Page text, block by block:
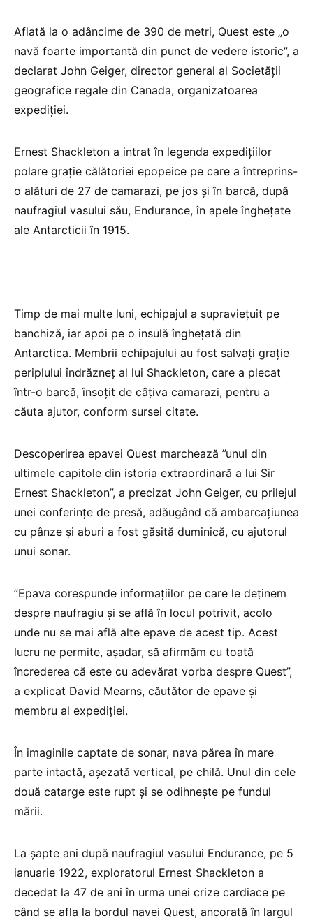
Aflată la o adâncime de 390 de metri, Quest este „o
navă foarte importantă din punct de vedere istoric”, a
declarat John Geiger, director general al Societăţii
geografice regale din Canada, organizatoarea
expediţiei.
Ernest Shackleton a intrat în legenda expediţiilor
polare graţie călătoriei epopeice pe care a întreprins-
o alături de 27 de camarazi, pe jos şi în barcă, după
naufragiul vasului său, Endurance, în apele îngheţate
ale Antarcticii în 1915.
Timp de mai multe luni, echipajul a supravieţuit pe
banchiză, iar apoi pe o insulă îngheţată din
Antarctica. Membrii echipajului au fost salvaţi graţie
periplului îndrăzneţ al lui Shackleton, care a plecat
într-o barcă, însoţit de câţiva camarazi, pentru a
căuta ajutor, conform sursei citate.
Descoperirea epavei Quest marchează ”unul din
ultimele capitole din istoria extraordinară a lui Sir
Ernest Shackleton”, a precizat John Geiger, cu prilejul
unei conferinţe de presă, adăugând că ambarcaţiunea
cu pânze şi aburi a fost găsită duminică, cu ajutorul
unui sonar.
”Epava corespunde informaţiilor pe care le deţinem
despre naufragiu şi se află în locul potrivit, acolo
unde nu se mai află alte epave de acest tip. Acest
lucru ne permite, aşadar, să afirmăm cu toată
încrederea că este cu adevărat vorba despre Quest”,
a explicat David Mearns, căutător de epave şi
membru al expediţiei.
În imaginile captate de sonar, nava părea în mare
parte intactă, aşezată vertical, pe chilă. Unul din cele
două catarge este rupt şi se odihneşte pe fundul
mării.
La şapte ani după naufragiul vasului Endurance, pe 5
ianuarie 1922, exploratorul Ernest Shackleton a
decedat la 47 de ani în urma unei crize cardiace pe
când se afla la bordul navei Quest, ancorată în largul